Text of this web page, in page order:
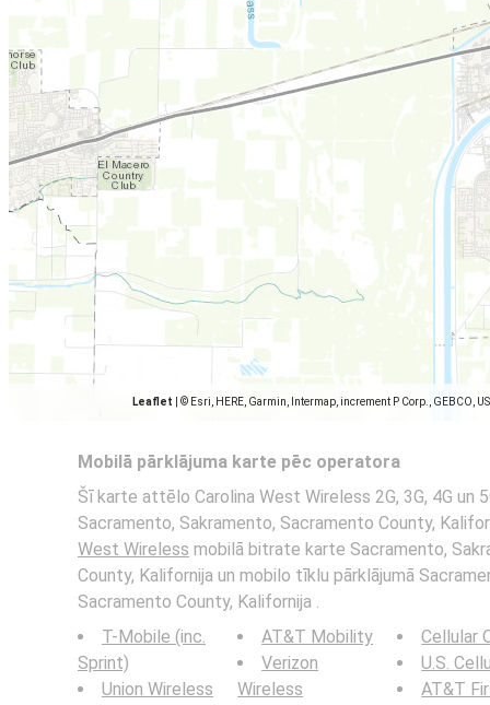
Leaflet © Esri, HERE, Garmin, Intermap, increment P Corp., GEBCO,
Mobilā pārklājuma karte pēc operatora
Šī karte attēlo Carolina West Wireless 2G, 3G, 4G un
Sacramento, Sakramento, Sacramento County,
West Wireless mobilā bitrate karte Sacramento,
County, Kalifornija un mobilo tīklu pārklājumā
Sacramento County, Kalifornija .
T-Mobile (inc.
Sprint)
Union Wireless
AT&T Mobility
Verizon
Wireless
Cellular
U.S.
AT&T